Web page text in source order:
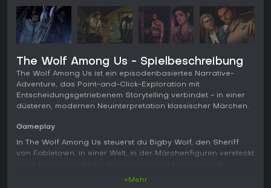
The Wolf Among Us - Spielbeschreibung
The Wolf Among Us ist ein episodenbasiertes Narrative-
Adventure, das Point-and-Click-Exploration mit
Entscheidungsgetriebenem Storytelling verbindet - in einer
düsteren, modernen Neuinterpretation klassischer Märchen.
Gameplay
In The Wolf Among Us steuerst du Bigby Wolf, den Sheriff
von Fabletown, in einer Welt, in der Märchenfiguren versteckt
+Mehr